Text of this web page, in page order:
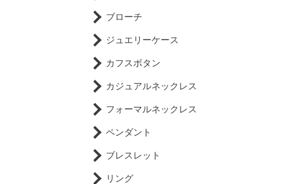
ブローチ
ジュエリーケース
カフスボタン
カジュアルネックレス
フォーマルネックレス
ペンダント
ブレスレット
リング